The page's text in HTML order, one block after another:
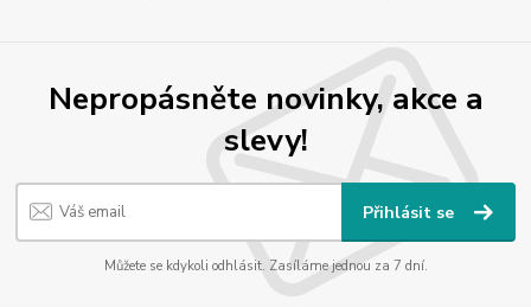
Nepropásněte novinky, akce a
slevy!
Přihlásit se
Můžete se kdykoli odhlásit. Zasíláme jednou za 7 dní.